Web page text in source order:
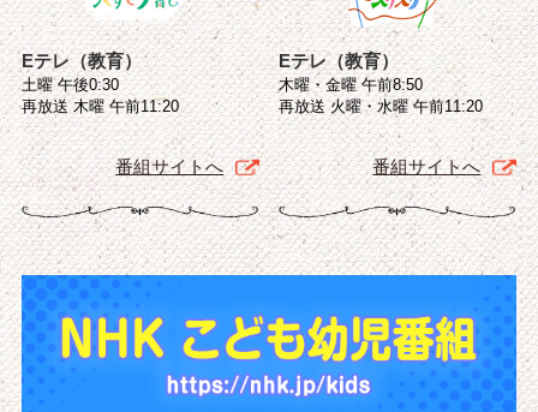
Eテレ（教育）
土曜 午後0:30
再放送 木曜 午前11:20
番組サイトへ
Eテレ（教育）
木曜・金曜 午前8:50
再放送 火曜・水曜 午前11:20
番組サイトへ